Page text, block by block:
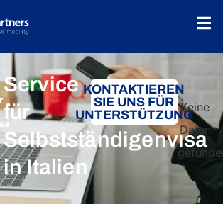
Service
für
Selbstständigenvisa
in Italien
KONTAKTIEREN
SIE UNS FÜR
UNTERSTÜTZUNG
Keine
Daten